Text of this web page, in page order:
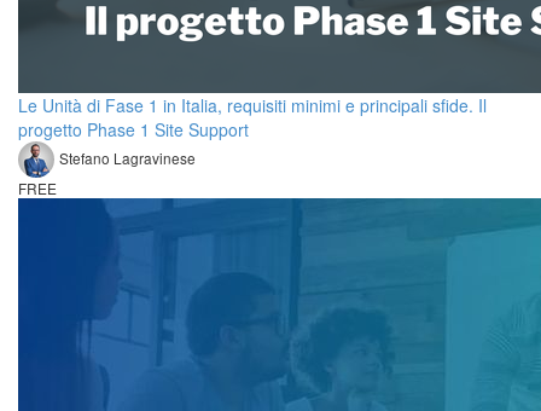
Le Unità di Fase 1 in Italia, requisiti minimi e principali sfide. Il
progetto Phase 1 Site Support
Stefano Lagravinese
FREE